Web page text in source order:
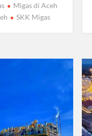
Migas di Aceh
SKK Migas